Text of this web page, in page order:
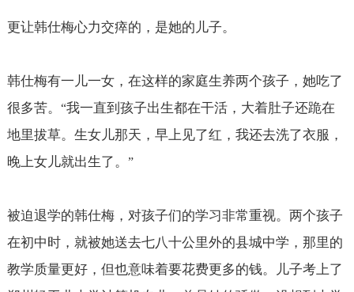
更让韩仕梅心力交瘁的，是她的儿子。
韩仕梅有一儿一女，在这样的家庭生养两个孩子，她吃了
很多苦。 “我一直到孩子出生都在干活，大着肚子还跪在
地里拔草。生女儿那天，早上见了红，我还去洗了衣服，
晚上女儿就出生了。 ”
被迫退学的韩仕梅，对孩子们的学习非常重视。两个孩子
在初中时，就被她送去七八十公里外的县城中学，那里的
教学质量更好，但也意味着要花费更多的钱。儿子考上了